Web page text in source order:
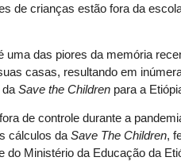
de crianças estão fora da
uma das piores da memória
casas, resultando em
da Save the Children para a
de controle durante a
cálculos daSave The Children,
do Ministério da Educação da